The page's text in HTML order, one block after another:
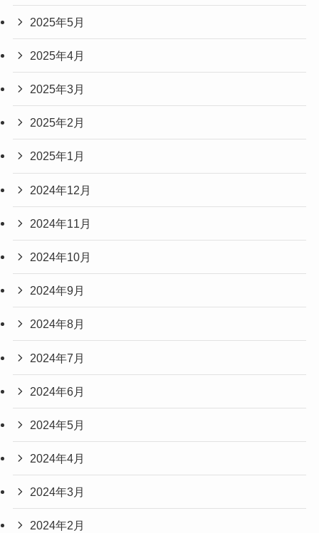
2025年5月
2025年4月
2025年3月
2025年2月
2025年1月
2024年12月
2024年11月
2024年10月
2024年9月
2024年8月
2024年7月
2024年6月
2024年5月
2024年4月
2024年3月
2024年2月